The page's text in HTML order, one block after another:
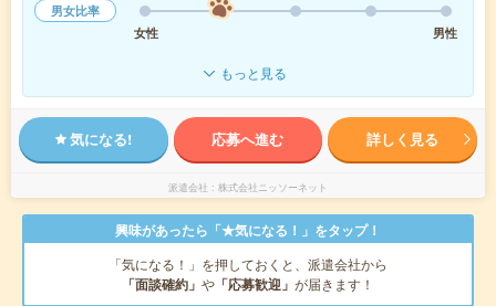
男女比率
女性
男性
もっと見る
気になる! 応募へ進む 詳しく見る
派遣会社 株式会社ニッソーネット
興味があったら「★気になる！」をタップ！
「気になる！」を押しておくと、派遣会社から
「面談確約」 や 「応募歓迎」 が届きます！